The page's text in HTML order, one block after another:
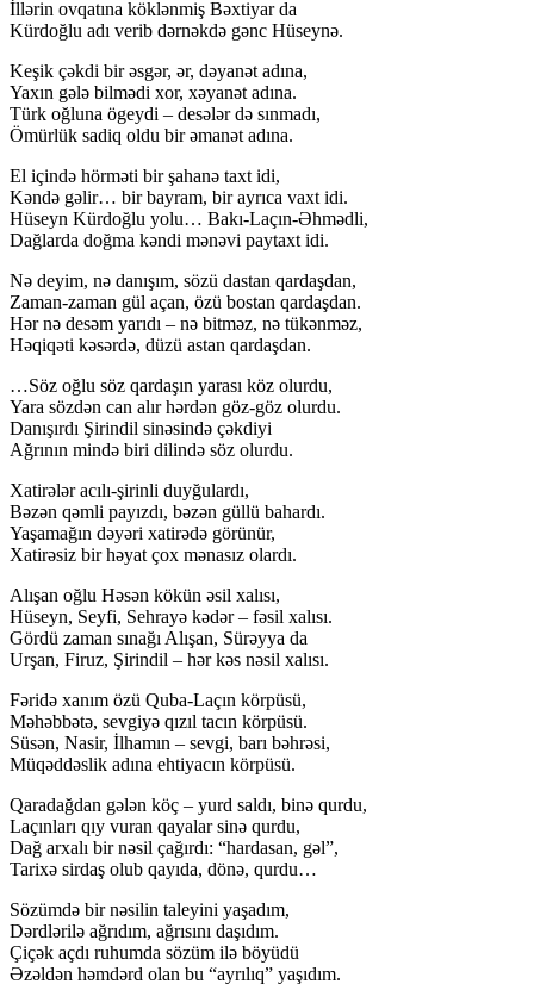
İllərin ovqatına köklənmiş Bəxtiyar da
Kürdoğlu adı verib dərnəkdə gənc Hüseynə.
Keşik çəkdi bir əsgər, ər, dəyanət adına,
Yaxın gələ bilmədi xor, xəyanət adına.
Türk oğluna ögeydi – desələr də sınmadı,
Ömürlük sadiq oldu bir əmanət adına.
El içində hörməti bir şahanə taxt idi,
Kəndə gəlir… bir bayram, bir ayrıca vaxt idi.
Hüseyn Kürdoğlu yolu… Bakı-Laçın-Əhmədli,
Dağlarda doğma kəndi mənəvi paytaxt idi.
Nə deyim, nə danışım, sözü dastan qardaşdan,
Zaman-zaman gül açan, özü bostan qardaşdan.
Hər nə desəm yarıdı – nə bitməz, nə tükənməz,
Həqiqəti kəsərdə, düzü astan qardaşdan.
…Söz oğlu söz qardaşın yarası köz olurdu,
Yara sözdən can alır hərdən göz-göz olurdu.
Danışırdı Şirindil sinəsində çəkdiyi
Ağrının mində biri dilində söz olurdu.
Xatirələr acılı-şirinli duyğulardı,
Bəzən qəmli payızdı, bəzən güllü bahardı.
Yaşamağın dəyəri xatirədə görünür,
Xatirəsiz bir həyat çox mənasız olardı.
Alışan oğlu Həsən kökün əsil xalısı,
Hüseyn, Seyfi, Sehrayə kədər – fəsil xalısı.
Gördü zaman sınağı Alışan, Sürəyya da
Urşan, Firuz, Şirindil – hər kəs nəsil xalısı.
Fəridə xanım özü Quba-Laçın körpüsü,
Məhəbbətə, sevgiyə qızıl tacın körpüsü.
Süsən, Nasir, İlhamın – sevgi, barı bəhrəsi,
Müqəddəslik adına ehtiyacın körpüsü.
Qaradağdan gələn köç – yurd saldı, binə qurdu,
Laçınları qıy vuran qayalar sinə qurdu,
Dağ arxalı bir nəsil çağırdı: “hardasan, gəl”,
Tarixə sirdaş olub qayıda, dönə, qurdu…
Sözümdə bir nəsilin taleyini yaşadım,
Dərdlərilə ağrıdım, ağrısını daşıdım.
Çiçək açdı ruhumda sözüm ilə böyüdü
Əzəldən həmdərd olan bu “ayrılıq” yaşıdım.